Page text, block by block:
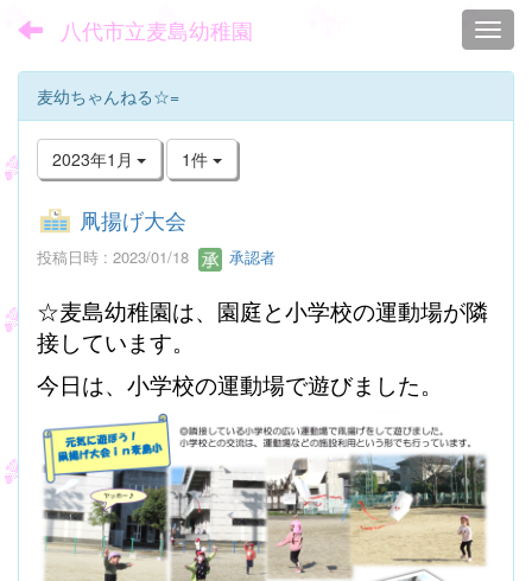
八代市立麦島幼稚園
麦幼ちゃんねる☆=
2023年1月 1件
凧揚げ大会
投稿日時 : 2023/01/18 承認者
☆麦島幼稚園は、園庭と小学校の運動場が隣
接しています。
今日は、小学校の運動場で遊びました。